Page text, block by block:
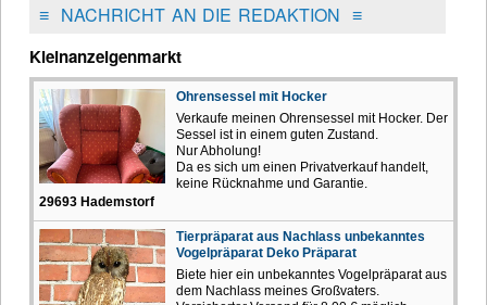
≡NACHRICHT AN DIE REDAKTION ≡
Kleinanzeigenmarkt
Ohrensessel mit Hocker
Verkaufe meinen Ohrensessel mit Hocker. Der
Sessel ist in einem guten Zustand.
Nur Abholung!
Da es sich um einen Privatverkauf handelt,
keine Rücknahme und Garantie.
29693 Hademstorf
Tierpräparat aus Nachlass unbekanntes
Vogelpräparat Deko Präparat
Biete hier ein unbekanntes Vogelpräparat aus
dem Nachlass meines Großvaters.